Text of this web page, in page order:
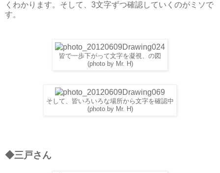
くわかります。そして、3文字ずつ確認していくのがミソで
す。
皆で一歩下がって文字を凝視、の図
(photo by Mr. H)
そして、皆いろいろな場所から文字を確認中
(photo by Mr. H)
◆三戸さん